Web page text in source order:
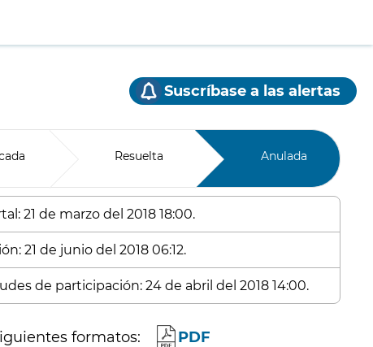
Suscríbase a las alertas
Resuelta Anulada
21 de marzo del 2018 18:00.
21 de junio del 2018 06:12.
de participación: 24 de abril del 2018 14:00.
formatos: PDF